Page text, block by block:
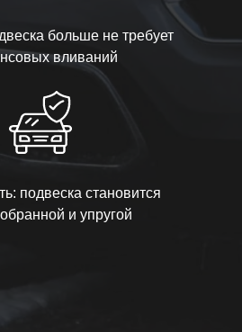
больше не требует
вливаний
подвеска становится
и упругой